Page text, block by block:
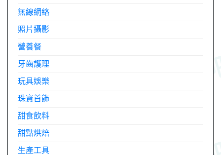
無線網絡
照片攝影
營養餐
牙齒護理
玩具娛樂
珠寶首飾
甜食飲料
甜點烘焙
生產工具